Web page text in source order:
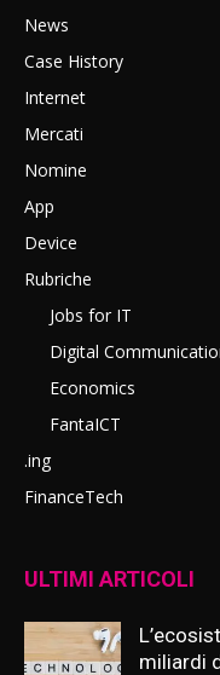
News
Case History
Internet
Mercati
Nomine
App
Device
Rubriche
Jobs for IT
Digital
Economics
FantaICT
.ing
FinanceTech
ULTIMI ARTICOLI
miliardi